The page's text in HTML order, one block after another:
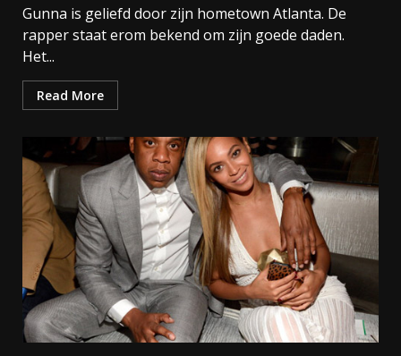
Gunna is geliefd door zijn hometown Atlanta. De
rapper staat erom bekend om zijn goede daden.
Het...
Read More